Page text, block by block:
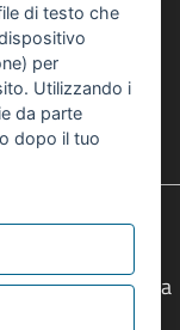
- 40124 Bologna
di testo che
per
Utilizzando i
da parte
dopo il tuo